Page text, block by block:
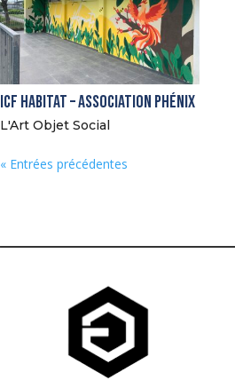
Icf Habitat – Association Phénix
L'Art Objet Social
« Entrées précédentes